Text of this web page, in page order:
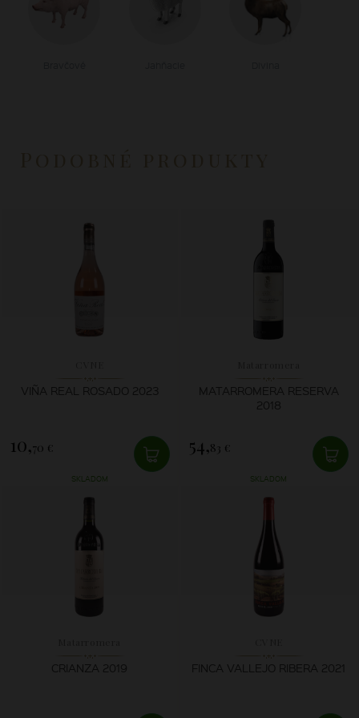
VIÑA REAL ROSADO 2023
10,70 €
SKLADOM
MATARROMERA RESERVA
2018
54,83 €
SKLADOM
CRIANZA 2019 FINCA VALLEJO RIBERA 2021